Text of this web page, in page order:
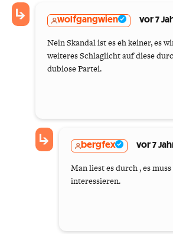
wolfgangwien vor 7
Nein Skandal ist es eh keiner, es
weiteres Schlaglicht auf diese
dubiose Partei.
bergfex vor 7
Man liest es durch , es
interessieren.